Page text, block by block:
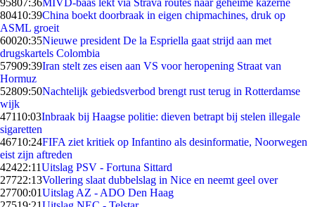
95807:36MIVD-baas lekt via Strava routes naar geheime kazerne
80410:39China boekt doorbraak in eigen chipmachines, druk op
ASML groeit
60020:35Nieuwe president De la Espriella gaat strijd aan met
drugskartels Colombia
57909:39Iran stelt zes eisen aan VS voor heropening Straat van
Hormuz
52809:50Nachtelijk gebiedsverbod brengt rust terug in Rotterdamse
wijk
47110:03Inbraak bij Haagse politie: dieven betrapt bij stelen illegale
sigaretten
46710:24FIFA ziet kritiek op Infantino als desinformatie, Noorwegen
eist zijn aftreden
42422:11Uitslag PSV - Fortuna Sittard
27722:13Vollering slaat dubbelslag in Nice en neemt geel over
27700:01Uitslag AZ - ADO Den Haag